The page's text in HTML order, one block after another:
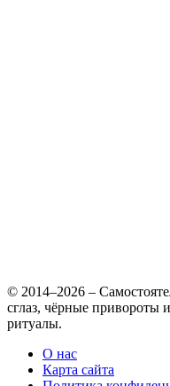
© 2014–2026 –
сглаз, чёрные привороты
ритуалы.
О нас
Карта сайта